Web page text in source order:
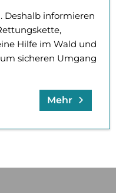
Deshalb informieren
Hilfe im Wald und
sicheren Umgang
Mehr